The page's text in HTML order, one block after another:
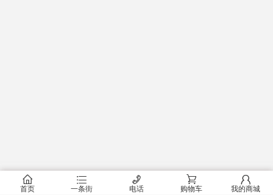
󰂠
首页
󰂦
一条街
󰄫
电话
󰂟
购物车
󰂢
我的商城